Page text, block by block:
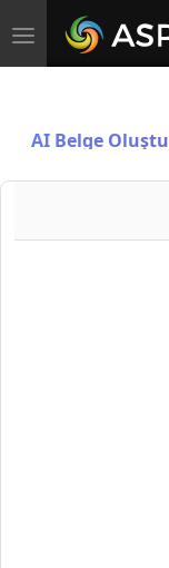
Toggle navigation
AI Belge